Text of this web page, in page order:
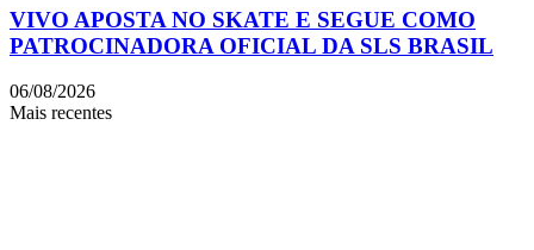
VIVO APOSTA NO SKATE E SEGUE COMO
PATROCINADORA OFICIAL DA SLS BRASIL
06/08/2026
Mais recentes